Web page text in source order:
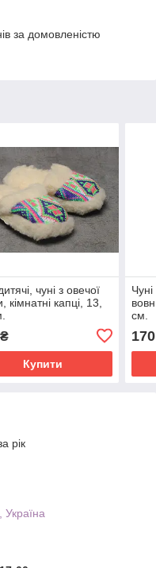
за домовленістю
чуні з овечої
кімнатні капці, 13,
Купити
Чуні
см.
170
рік
Україна